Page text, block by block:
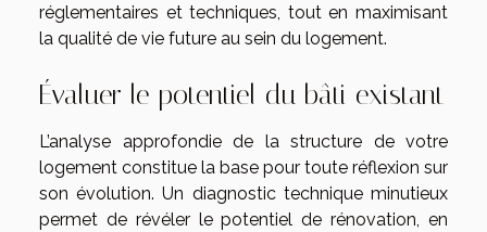
réglementaires et techniques, tout en maximisant
la qualité de vie future au sein du logement.
Évaluer le potentiel du bâti existant
L’analyse approfondie de la structure de votre
logement constitue la base pour toute réflexion sur
son évolution. Un diagnostic technique minutieux
permet de révéler le potentiel de rénovation, en